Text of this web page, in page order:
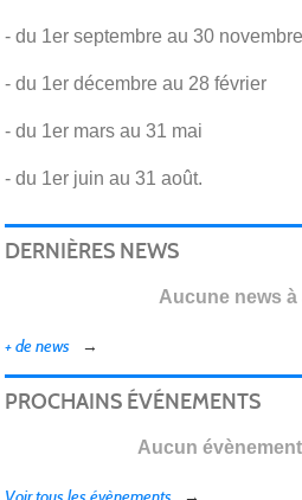
- du 1er septembre au 30 novembre
- du 1er décembre au 28 février
- du 1er mars au 31 mai
- du 1er juin au 31 août.
DERNIÈRES NEWS
Aucune news à
+ de news
PROCHAINS ÉVÉNEMENTS
Aucun